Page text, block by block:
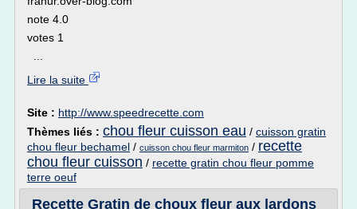
note 4.0
votes 1
Lire la suite
Site : http://www.speedrecette.com
Thèmes liés : chou fleur cuisson eau / cuisson gratin
chou fleur bechamel / cuisson chou fleur marmiton / recette
chou fleur cuisson / recette gratin chou fleur pomme
terre oeuf
Recette Gratin de choux fleur aux lardons